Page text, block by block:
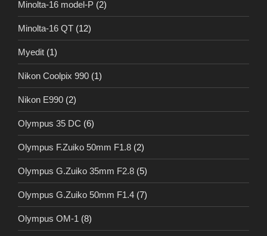
Minolta-16 model-P (2)
Minolta-16 QT (12)
Myedit (1)
Nikon Coolpix 990 (1)
Nikon E990 (2)
Olympus 35 DC (6)
Olympus F.Zuiko 50mm F1.8 (2)
Olympus G.Zuiko 35mm F2.8 (5)
Olympus G.Zuiko 50mm F1.4 (7)
Olympus OM-1 (8)